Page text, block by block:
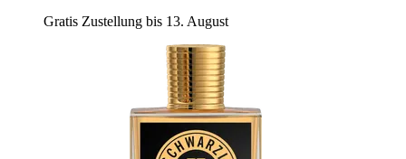
Gratis Zustellung bis 13. August